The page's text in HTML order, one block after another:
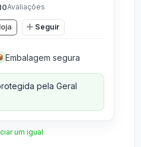
Avaliações
Seguir
Embalagem segura
pela Geral
um igual